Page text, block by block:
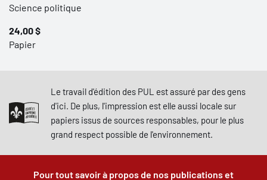
Science politique
24,00 $
Papier
Le travail d'édition des PUL est assuré par des gens
d'ici. De plus, l'impression est elle aussi locale sur
papiers issus de sources responsables, pour le plus
grand respect possible de l'environnement.
Pour tout savoir à propos de nos publications et